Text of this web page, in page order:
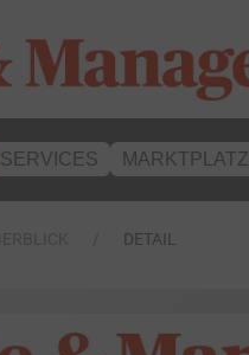
SERVICES MARKTPLATZ
DETAIL